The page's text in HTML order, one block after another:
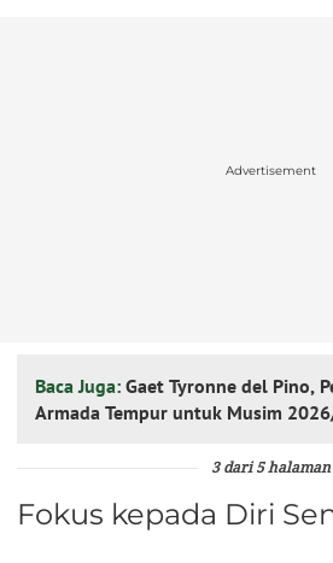
Advertisement
Baca Juga: Gaet Tyronne del Pino,
Armada Tempur untuk Musim
3 dari 5 halaman
Fokus kepada Diri